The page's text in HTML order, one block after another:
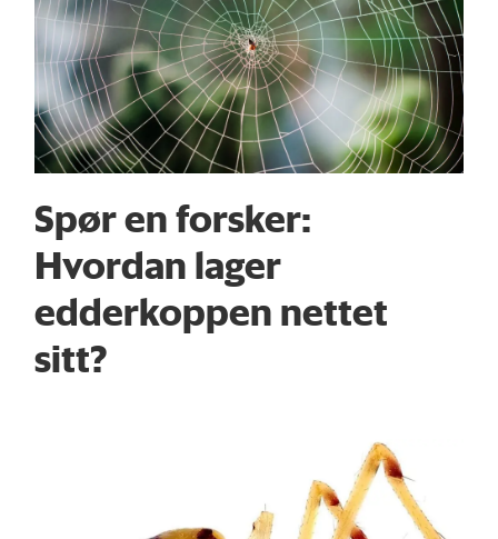
Spør en forsker:
Hvordan lager
edderkoppen nettet
sitt?